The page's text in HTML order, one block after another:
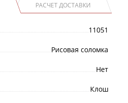
РАСЧЕТ ДОСТАВКИ
11051
Рисовая соломка
Нет
Клош